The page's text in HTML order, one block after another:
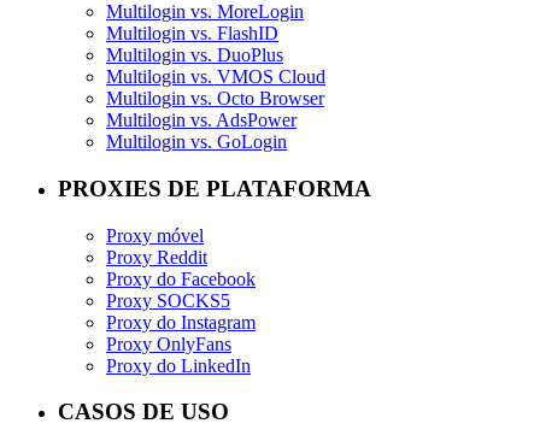
Multilogin vs. MoreLogin
Multilogin vs. FlashID
Multilogin vs. DuoPlus
Multilogin vs. VMOS Cloud
Multilogin vs. Octo Browser
Multilogin vs. AdsPower
Multilogin vs. GoLogin
PROXIES DE PLATAFORMA
Proxy móvel
Proxy Reddit
Proxy do Facebook
Proxy SOCKS5
Proxy do Instagram
Proxy OnlyFans
Proxy do LinkedIn
CASOS DE USO